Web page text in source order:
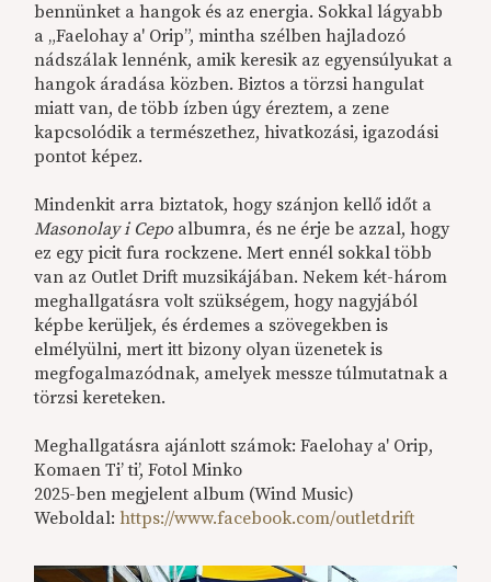
bennünket a hangok és az energia. Sokkal lágyabb
a „Faelohay a' Orip”, mintha szélben hajladozó
nádszálak lennénk, amik keresik az egyensúlyukat a
hangok áradása közben. Biztos a törzsi hangulat
miatt van, de több ízben úgy éreztem, a zene
kapcsolódik a természethez, hivatkozási, igazodási
pontot képez.
Mindenkit arra biztatok, hogy szánjon kellő időt a
Masonolay i Cepo albumra, és ne érje be azzal, hogy
ez egy picit fura rockzene. Mert ennél sokkal több
van az Outlet Drift muzsikájában. Nekem két-három
meghallgatásra volt szükségem, hogy nagyjából
képbe kerüljek, és érdemes a szövegekben is
elmélyülni, mert itt bizony olyan üzenetek is
megfogalmazódnak, amelyek messze túlmutatnak a
törzsi kereteken.
Meghallgatásra ajánlott számok: Faelohay a' Orip,
Komaen Ti’ ti’, Fotol Minko
2025-ben megjelent album (Wind Music)
Weboldal:https://www.facebook.com/outletdrift